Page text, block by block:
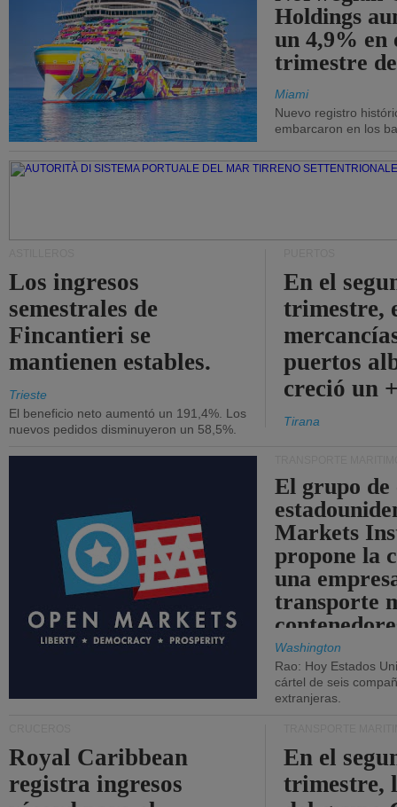
Holdings
un 4,9% en
trimestre
Miami
Nuevo registro
embarcaron en los
Los ingresos
semestrales de
Fincantieri se
mantienen estables.
Trieste
El beneficio neto aumentó un 191,4%. Los
nuevos pedidos disminuyeron un 58,5%.
En el
trimestre,
puertos
creció un
Tirana
El grupo de
Markets
propone la
una
transporte
Washington
Rao: Hoy Estados
cártel de seis
extranjeras.
Royal Caribbean
registra ingresos
En el
trimestre,